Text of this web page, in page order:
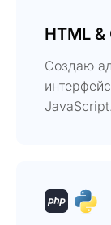
HTML
Создаю
JavaScript.